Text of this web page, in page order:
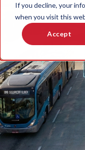
If you decline, your
when you visit this
Accept